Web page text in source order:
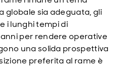
globale sia adeguata, gli
i lunghi tempi di
per rendere operative
una solida prospettiva
preferita al rame è